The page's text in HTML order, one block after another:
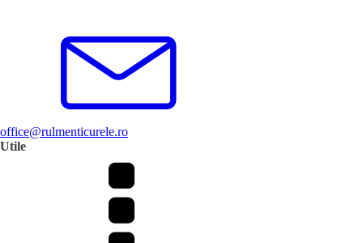
office@rulmenticurele.ro
Utile